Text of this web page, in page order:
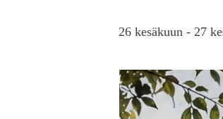
26 kesäkuun - 27